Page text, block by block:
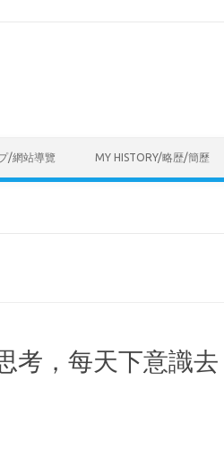
/網站導覽 MY HISTORY/略歴/簡歷
考，每天下意識去